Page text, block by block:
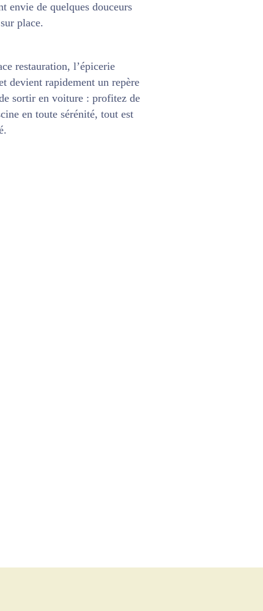
envie de quelques douceurs
place.
restauration, l’épicerie
devient rapidement un repère
sortir en voiture : profitez de
en toute sérénité, tout est